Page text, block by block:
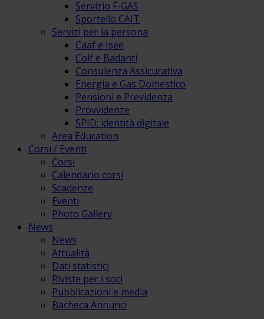
Servizio F-GAS
Sportello CAIT
Servizi per la persona
Caaf e Isee
Colf e Badanti
Consulenza Assicurativa
Energia e Gas Domestico
Pensioni e Previdenza
Provvidenze
SPID: identità digitale
Area Education
Corsi / Eventi
Corsi
Calendario corsi
Scadenze
Eventi
Photo Gallery
News
News
Attualità
Dati statistici
Riviste per i soci
Pubblicazioni e media
Bacheca Annunci